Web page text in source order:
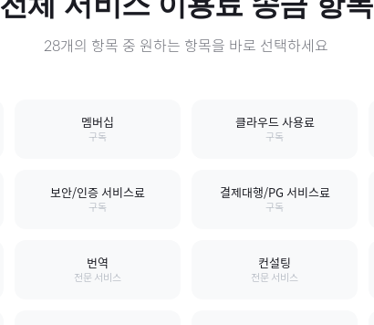
28개의 항목 중 원하는 항목을 바로 선택하세요
멤버십
구독
클라우드 사용료
구독
보안/인증 서비스료
구독
결제대행/PG 서비스료
구독
번역
전문 서비스
컨설팅
전문 서비스